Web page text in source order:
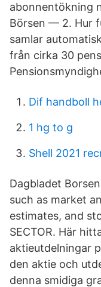
abonnentökning
Börsen — 2. Hur
samlar
från cirka 30
Dif handboll
1 hg to g
Shell 2021
Dagbladet
such as market
estimates, and
SECTOR. Här
aktieutdelningar
den aktie och
denna smidiga